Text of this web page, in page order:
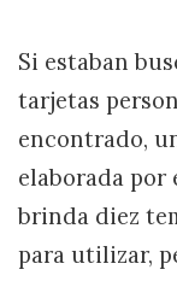
Si estaban
tarjetas
encontrado,
elaborada por
brinda diez
para utilizar,